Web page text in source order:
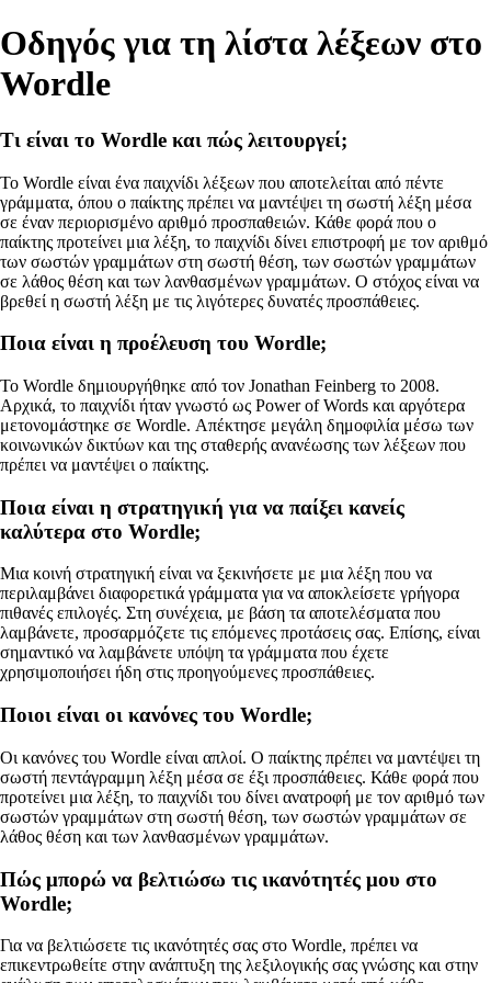
Οδηγός για τη λίστα λέξεων στο
Wordle
Τι είναι το Wordle και πώς λειτουργεί;
Το Wordle είναι ένα παιχνίδι λέξεων που αποτελείται από πέντε
γράμματα, όπου ο παίκτης πρέπει να μαντέψει τη σωστή λέξη μέσα
σε έναν περιορισμένο αριθμό προσπαθειών. Κάθε φορά που ο
παίκτης προτείνει μια λέξη, το παιχνίδι δίνει επιστροφή με τον αριθμό
των σωστών γραμμάτων στη σωστή θέση, των σωστών γραμμάτων
σε λάθος θέση και των λανθασμένων γραμμάτων. Ο στόχος είναι να
βρεθεί η σωστή λέξη με τις λιγότερες δυνατές προσπάθειες.
Ποια είναι η προέλευση του Wordle;
Το Wordle δημιουργήθηκε από τον Jonathan Feinberg το 2008.
Αρχικά, το παιχνίδι ήταν γνωστό ως Power of Words και αργότερα
μετονομάστηκε σε Wordle. Απέκτησε μεγάλη δημοφιλία μέσω των
κοινωνικών δικτύων και της σταθερής ανανέωσης των λέξεων που
πρέπει να μαντέψει ο παίκτης.
Ποια είναι η στρατηγική για να παίξει κανείς
καλύτερα στο Wordle;
Μια κοινή στρατηγική είναι να ξεκινήσετε με μια λέξη που να
περιλαμβάνει διαφορετικά γράμματα για να αποκλείσετε γρήγορα
πιθανές επιλογές. Στη συνέχεια, με βάση τα αποτελέσματα που
λαμβάνετε, προσαρμόζετε τις επόμενες προτάσεις σας. Επίσης, είναι
σημαντικό να λαμβάνετε υπόψη τα γράμματα που έχετε
χρησιμοποιήσει ήδη στις προηγούμενες προσπάθειες.
Ποιοι είναι οι κανόνες του Wordle;
Οι κανόνες του Wordle είναι απλοί. Ο παίκτης πρέπει να μαντέψει τη
σωστή πεντάγραμμη λέξη μέσα σε έξι προσπάθειες. Κάθε φορά που
προτείνει μια λέξη, το παιχνίδι του δίνει ανατροφή με τον αριθμό των
σωστών γραμμάτων στη σωστή θέση, των σωστών γραμμάτων σε
λάθος θέση και των λανθασμένων γραμμάτων.
Πώς μπορώ να βελτιώσω τις ικανότητές μου στο
Wordle;
Για να βελτιώσετε τις ικανότητές σας στο Wordle, πρέπει να
επικεντρωθείτε στην ανάπτυξη της λεξιλογικής σας γνώσης και στην